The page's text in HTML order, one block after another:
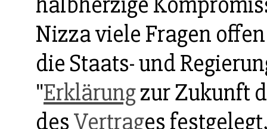
Nizza viele Fragen
die Staats- und
"Erklärungzur Zukunft
desVertrages